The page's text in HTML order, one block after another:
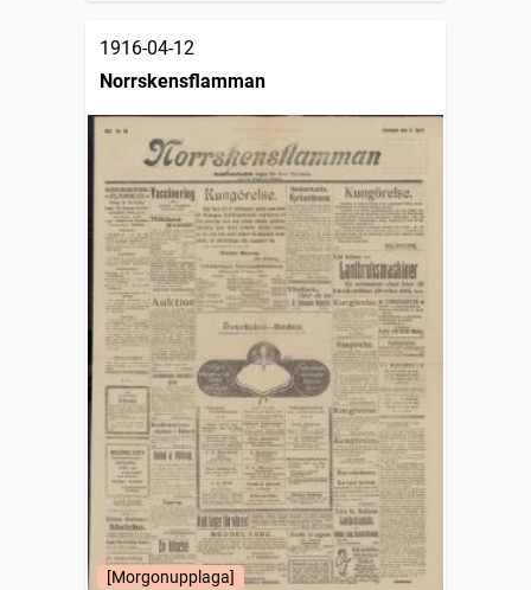
1916-04-12
Norrskensflamman
[Morgonupplaga]